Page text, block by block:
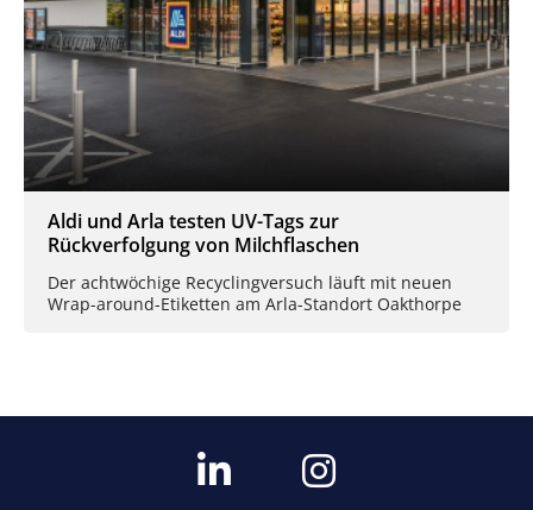
Aldi und Arla testen UV-Tags zur
Rückverfolgung von Milchflaschen
Der achtwöchige Recyclingversuch läuft mit neuen
Wrap-around-Etiketten am Arla-Standort Oakthorpe